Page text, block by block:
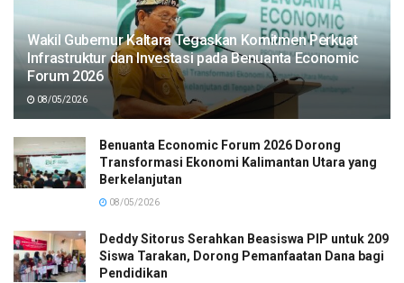
Wakil Gubernur Kaltara Tegaskan Komitmen Perkuat
Infrastruktur dan Investasi pada Benuanta Economic
Forum 2026
08/05/2026
Benuanta Economic Forum 2026 Dorong
Transformasi Ekonomi Kalimantan Utara yang
Berkelanjutan
08/05/2026
Deddy Sitorus Serahkan Beasiswa PIP untuk 209
Siswa Tarakan, Dorong Pemanfaatan Dana bagi
Pendidikan